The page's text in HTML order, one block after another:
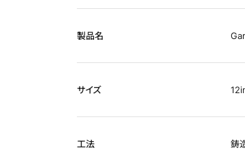
製品名
サイズ
工法 鋳